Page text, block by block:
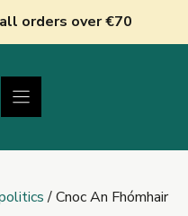
orders over €70
/ Cnoc An Fhómhair